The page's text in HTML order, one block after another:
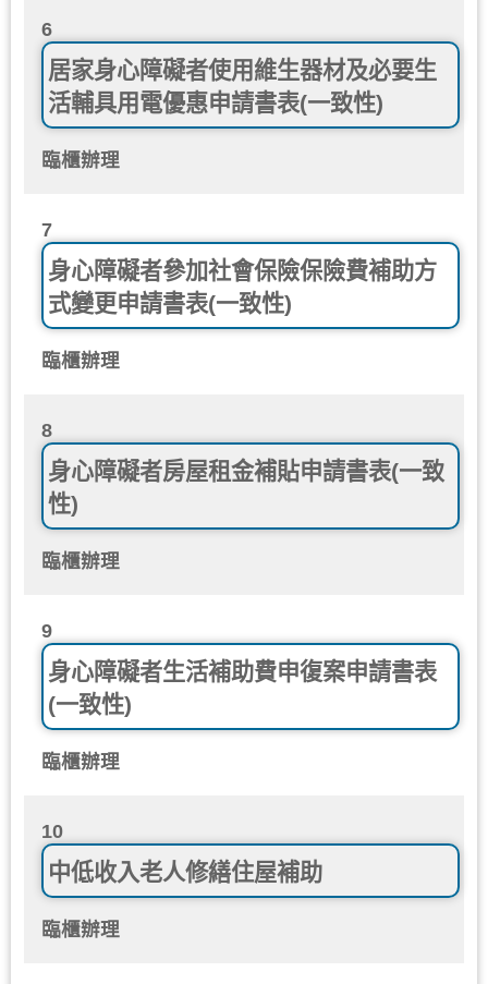
6
居家身心障礙者使用維生器材及必要生
活輔具用電優惠申請書表(一致性)
臨櫃辦理
7
身心障礙者參加社會保險保險費補助方
式變更申請書表(一致性)
臨櫃辦理
8
身心障礙者房屋租金補貼申請書表(一致
性)
臨櫃辦理
9
身心障礙者生活補助費申復案申請書表
(一致性)
臨櫃辦理
10
中低收入老人修繕住屋補助
臨櫃辦理